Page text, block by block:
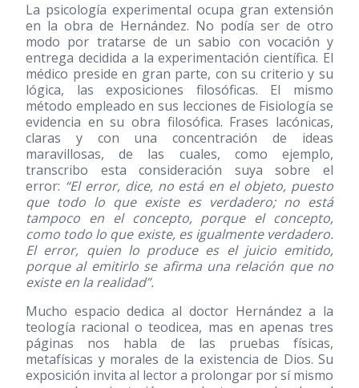
La psicología experimental ocupa gran extensión
en la obra de Hernández. No podía ser de otro
modo por tratarse de un sabio con vocación y
entrega decidida a la experimentación científica. El
médico preside en gran parte, con su criterio y su
lógica, las exposiciones filosóficas. El mismo
método empleado en sus lecciones de Fisiología se
evidencia en su obra filosófica. Frases lacónicas,
claras y con una concentración de ideas
maravillosas, de las cuales, como ejemplo,
transcribo esta consideración suya sobre el
error: “El error, dice, no está en el objeto, puesto
que todo lo que existe es verdadero; no está
tampoco en el concepto, porque el concepto,
como todo lo que existe, es igualmente verdadero.
El error, quien lo produce es el juicio emitido,
porque al emitirlo se afirma una relación que no
existe en la realidad”.
Mucho espacio dedica al doctor Hernández a la
teología racional o teodicea, mas en apenas tres
páginas nos habla de las pruebas físicas,
metafísicas y morales de la existencia de Dios. Su
exposición invita al lector a prolongar por sí mismo